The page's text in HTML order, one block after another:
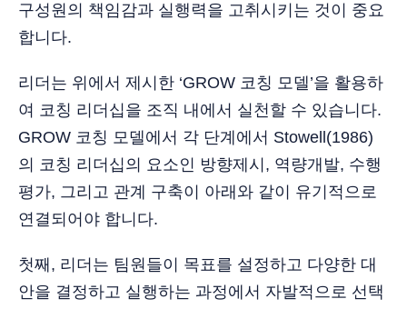
구성원의 책임감과 실행력을 고취시키는 것이 중요
합니다.
리더는 위에서 제시한 ‘GROW 코칭 모델’을 활용하
여 코칭 리더십을 조직 내에서 실천할 수 있습니다.
GROW 코칭 모델에서 각 단계에서 Stowell(1986)
의 코칭 리더십의 요소인 방향제시, 역량개발, 수행
평가, 그리고 관계 구축이 아래와 같이 유기적으로
연결되어야 합니다.
첫째, 리더는 팀원들이 목표를 설정하고 다양한 대
안을 결정하고 실행하는 과정에서 자발적으로 선택